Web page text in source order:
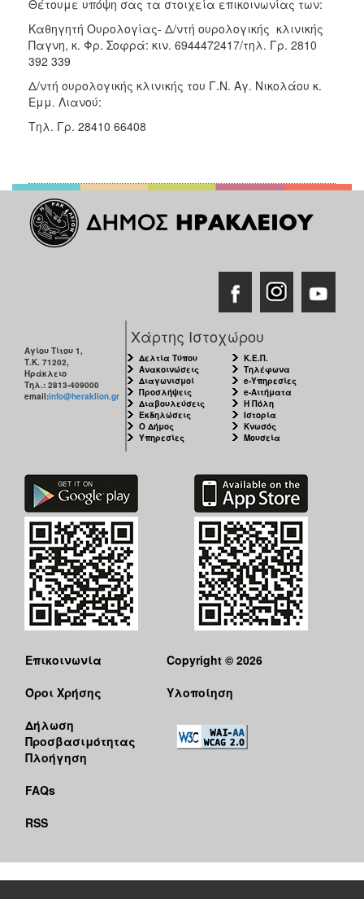
Θέτουμε υπόψη σας τα στοιχεία επικοινωνίας των:
Καθηγητή Ουρολογίας- Δ/ντή ουρολογικής κλινικής
Παγνη, κ. Φρ. Σοφρά: κιν. 6944472417/τηλ. Γρ. 2810
392 339
Δ/ντή ουρολογικής κλινικής του Γ.Ν. Αγ. Νικολάου κ.
Εμμ. Λιανού:
Τηλ. Γρ. 28410 66408
Αγίου Τίτου 1,
Τ.Κ. 71202,
Ηράκλειο
Τηλ.: 2813-409000
email:info@heraklion.gr
Χάρτης Ιστοχώρου
Δελτία Τύπου
Ανακοινώσεις
Διαγωνισμοί
Προσλήψεις
Διαβουλεύσεις
Εκδηλώσεις
Ο Δήμος
Υπηρεσίες
Κ.Ε.Π.
Τηλέφωνα
e-Υπηρεσίες
e-Αιτήματα
Η Πόλη
Ιστορία
Κνωσός
Μουσεία
Επικοινωνία
Όροι Χρήσης
Δήλωση
Προσβασιμότητας
Πλοήγηση
FAQs
RSS
Copyright © 2026
Υλοποίηση